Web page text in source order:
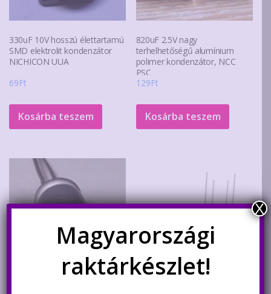
330uF 10V hosszú élettartamú
SMD elektrolit kondenzátor
NICHICON UUA
69Ft
Kosárba teszem
820uF 2.5V nagy
terhelhetőségű alumínium
polimer kondenzátor, NCC
PSC
129Ft
Kosárba teszem
Magyarországi
raktárkészlet!
X